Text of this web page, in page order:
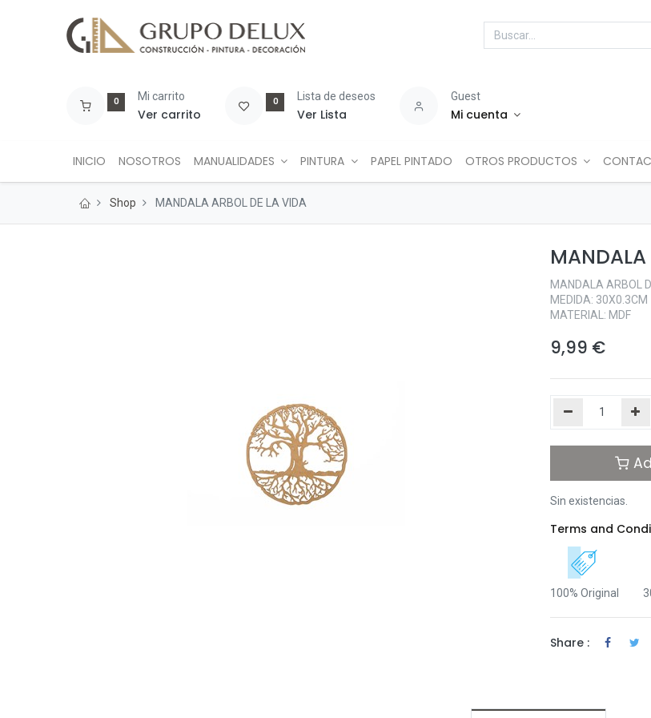
0 Mi carrito
Ver carrito
0 Lista de deseos
Ver Lista
Guest
Mi cuenta
INICIO NOSOTROS MANUALIDADES PINTURA PAPEL PINTADO OTROS PRODUCTOS
Shop MANDALA ARBOL DE LA VIDA
MANDALA
MANDALA ARBOL
MEDIDA: 30X0.3CM
MATERIAL: MDF
9,99 €
Sin existencias.
Terms and
100% Original
Share :